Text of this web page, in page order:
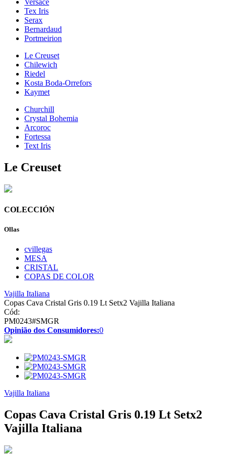
Tex Iris
Serax
Bernardaud
Portmeirion
Le Creuset
Chilewich
Riedel
Kosta Boda-Orrefors
Kaymet
Churchill
Crystal Bohemia
Arcoroc
Fortessa
Text Iris
Le Creuset
COLECCIÓN
Ollas
cvillegas
MESA
CRISTAL
COPAS DE COLOR
Vajilla Italiana
Copas Cava Cristal Gris 0.19 Lt Setx2 Vajilla Italiana
Cód:
PM0243#SMGR
Opinião dos Consumidores:0
Vajilla Italiana
Copas Cava Cristal Gris 0.19 Lt Setx2
Vajilla Italiana